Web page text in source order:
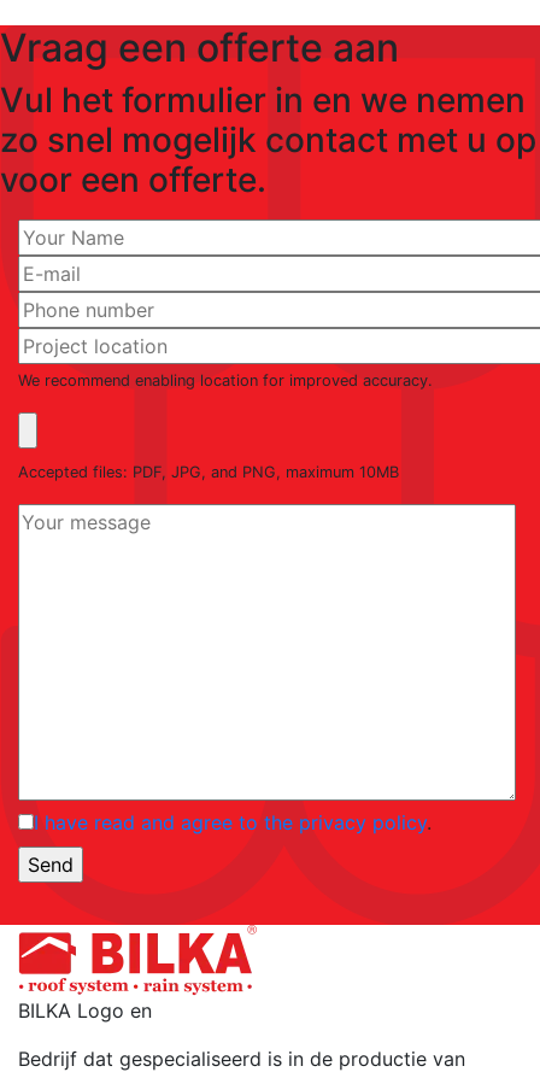
Vraag een offerte aan
Vul het formulier in en we nemen
zo snel mogelijk contact met u op
voor een offerte.
We recommend enabling location for improved accuracy.
Accepted files: PDF, JPG, and PNG, maximum 10MB
I have read and agree to the privacy policy.
BILKA Logo en
Bedrijf dat gespecialiseerd is in de productie van